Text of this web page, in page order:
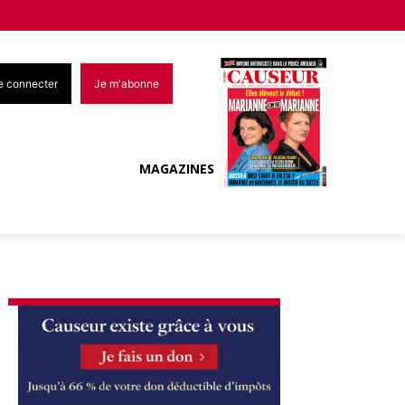
connecter Je m'abonne
MAGAZINES